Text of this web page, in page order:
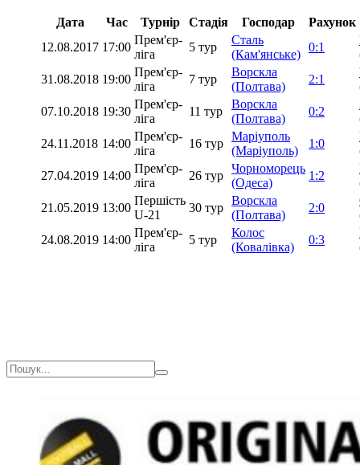
Дата Час Турнір Стадія Господар
Рахунок
12.08.2017 17:00
Прем'єр-
ліга
5 тур
Сталь
(Кам'янське)
0:1
31.08.2018 19:00
Прем'єр-
ліга
7 тур
Ворскла
(Полтава)
2:1
07.10.2018 19:30
Прем'єр-
ліга
11 тур
Ворскла
(Полтава)
0:2
24.11.2018 14:00
Прем'єр-
ліга
16 тур
Маріуполь
(Маріуполь)
1:0
27.04.2019 14:00
Прем'єр-
ліга
26 тур
Чорноморець
(Одеса)
1:2
21.05.2019 13:00
Першість
U-21
30 тур
Ворскла
(Полтава)
2:0
24.08.2019 14:00
Прем'єр-
ліга
5 тур
Колос
(Ковалівка)
0:3